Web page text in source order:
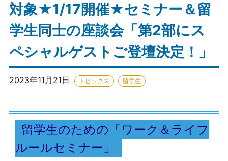
ッ
プ
情
報
サ
対象★1/17開催★セミナー＆留
学生同士の座談会「第2部にス
ペシャルゲストご登壇決定！」
2023年11月21日 トピックス 留学生
留学生のための「ワーク＆ライフ
ルールセミナー」